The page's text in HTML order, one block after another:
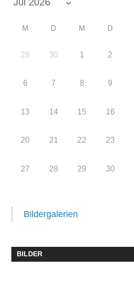
M D M D
29 30 1 2
6 7 8 9
13 14 15 16
20 21 22 23
27 28 29 30
Bildergalerien
BILDER